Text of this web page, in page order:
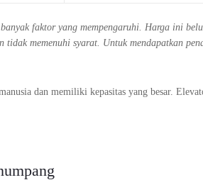
faktor yang mempengaruhi. Harga ini
memenuhi syarat. Untuk mendapatkan
dan memiliki kepasitas yang besar.